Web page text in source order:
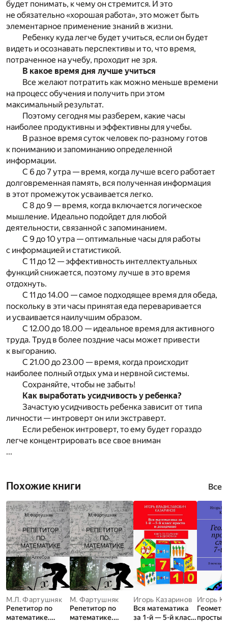
будет понимать, к чему он стремится. И это
не обязательно «хорошая работа», это может быть
элементарное применение знаний в жизни.
Ребенку куда легче будет учиться, если он будет
видеть и осознавать перспективы и то, что время,
потраченное на учебу, проходит не зря.
В какое время дня лучше учиться
Все желают потратить как можно меньше времени
на процесс обучения и получить при этом
максимальный результат.
Поэтому сегодня мы разберем, какие часы
наиболее продуктивны и эффективны для учебы.
В разное время суток человек по-разному готов
к пониманию и запоминанию определенной
информации.
С 6 до 7 утра — время, когда лучше всего работает
долговременная память, вся полученная информация
в этот промежуток усваивается легко.
С 8 до 9 — время, когда включается логическое
мышление. Идеально подойдет для любой
деятельности, связанной с запоминанием.
С 9 до 10 утра — оптимальные часы для работы
с информацией и статистикой.
С 11 до 12 — эффективность интеллектуальных
функций снижается, поэтому лучше в это время
отдохнуть.
С 11 до 14.00 — самое подходящее время для обеда,
поскольку в эти часы принятая еда переваривается
и усваивается наилучшим образом.
С 12.00 до 18.00 — идеальное время для активного
труда. Труд в более поздние часы может привести
к выгоранию.
С 21.00 до 23.00 — время, когда происходит
наиболее полный отдых ума и нервной системы.
Сохраняйте, чтобы не забыть!
Как выработать усидчивость у ребенка?
Зачастую усидчивость ребенка зависит от типа
личности — интроверт он или экстраверт.
Если ребенок интроверт, то ему будет гораздо
легче концентрировать все свое вниман
...
Похожие книги Все
М.Л. Фартушняк
Репетитор по
математике.
М. Фартушняк
Репетитор по
математике.
Игорь Казаринов
Вся математика
за 1-й — 5-й класс
Игорь